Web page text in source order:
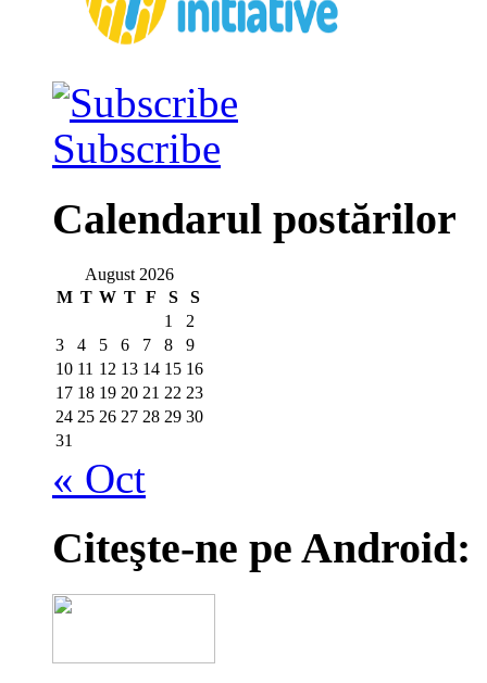
Subscribe
Calendarul postărilor
August 2026
M T W T F S
S
1
2
3
4 5 6 7 8
9
10 11 12 13 14 15 16
17 18 19 20 21 22 23
24 25 26 27 28 29 30
31
« Oct
Citeşte-ne pe Android: